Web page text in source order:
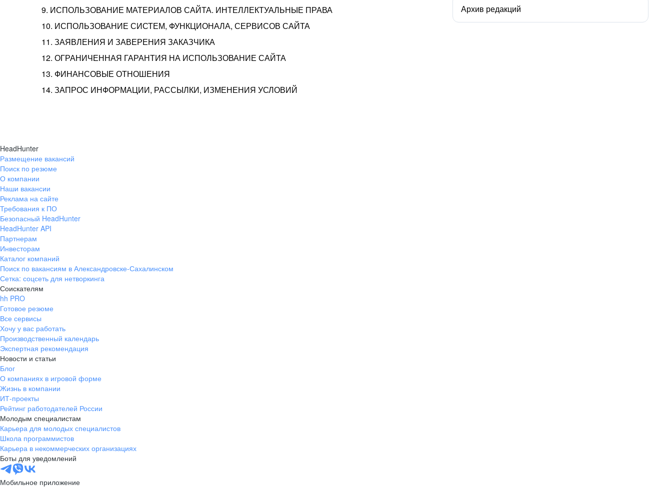
9. ИСПОЛЬЗОВАНИЕ МАТЕРИАЛОВ САЙТА. ИНТЕЛЛЕКТУАЛЬНЫЕ ПРАВА
10. ИСПОЛЬЗОВАНИЕ СИСТЕМ, ФУНКЦИОНАЛА, СЕРВИСОВ САЙТА
11. ЗАЯВЛЕНИЯ И ЗАВЕРЕНИЯ ЗАКАЗЧИКА
12. ОГРАНИЧЕННАЯ ГАРАНТИЯ НА ИСПОЛЬЗОВАНИЕ САЙТА
13. ФИНАНСОВЫЕ ОТНОШЕНИЯ
14. ЗАПРОС ИНФОРМАЦИИ, РАССЫЛКИ, ИЗМЕНЕНИЯ УСЛОВИЙ
Архив редакций
HeadHunter
Размещение вакансий
Поиск по резюме
О компании
Наши вакансии
Реклама на сайте
Требования к ПО
Безопасный HeadHunter
HeadHunter API
Партнерам
Инвесторам
Каталог компаний
Поиск по вакансиям в Александровске-Сахалинском
Сетка: соцсеть для нетворкинга
Соискателям
hh PRO
Готовое резюме
Все сервисы
Хочу у вас работать
Производственный календарь
Экспертная рекомендация
Новости и статьи
Блог
О компаниях в игровой форме
Жизнь в компании
ИТ-проекты
Рейтинг работодателей России
Молодым специалистам
Карьера для молодых специалистов
Школа программистов
Карьера в некоммерческих организациях
Боты для уведомлений
Мобильное приложение